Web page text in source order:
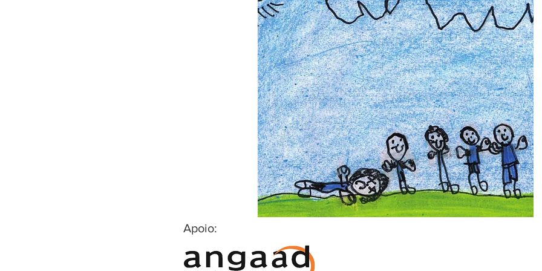
Apoio: